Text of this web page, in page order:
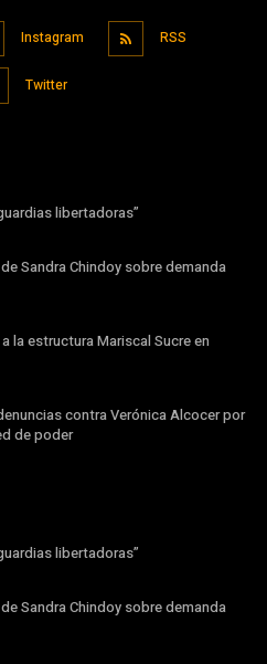
Instagram RSS
Twitter
libertadoras”
Sandra Chindoy sobre demanda
la estructura Mariscal Sucre en
contra Verónica Alcocer por
de poder
libertadoras”
Sandra Chindoy sobre demanda